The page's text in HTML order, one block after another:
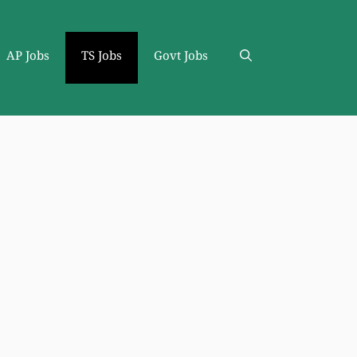
AP Jobs TS Jobs Govt Jobs